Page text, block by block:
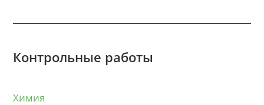
Контрольные работы
Химия